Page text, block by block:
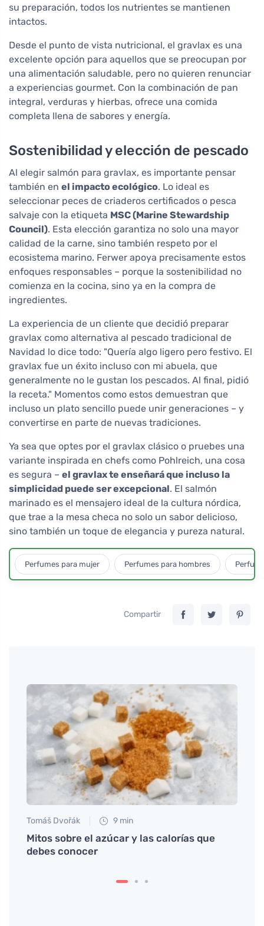
su preparación, todos los nutrientes se mantienen
intactos.
Desde el punto de vista nutricional, el gravlax es una
excelente opción para aquellos que se preocupan por
una alimentación saludable, pero no quieren renunciar
a experiencias gourmet. Con la combinación de pan
integral, verduras y hierbas, ofrece una comida
completa llena de sabores y energía.
Sostenibilidad y elección de pescado
Al elegir salmón para gravlax, es importante pensar
también en el impacto ecológico. Lo ideal es
seleccionar peces de criaderos certificados o pesca
salvaje con la etiqueta MSC (Marine Stewardship
Council). Esta elección garantiza no solo una mayor
calidad de la carne, sino también respeto por el
ecosistema marino. Ferwer apoya precisamente estos
enfoques responsables – porque la sostenibilidad no
comienza en la cocina, sino ya en la compra de
ingredientes.
La experiencia de un cliente que decidió preparar
gravlax como alternativa al pescado tradicional de
Navidad lo dice todo: "Quería algo ligero pero festivo. El
gravlax fue un éxito incluso con mi abuela, que
generalmente no le gustan los pescados. Al final, pidió
la receta." Momentos como estos demuestran que
incluso un plato sencillo puede unir generaciones – y
convertirse en parte de nuevas tradiciones.
Ya sea que optes por el gravlax clásico o pruebes una
variante inspirada en chefs como Pohlreich, una cosa
es segura – el gravlax te enseñará que incluso la
simplicidad puede ser excepcional. El salmón
marinado es el mensajero ideal de la cultura nórdica,
que trae a la mesa checa no solo un sabor delicioso,
sino también un toque de elegancia y pureza natural.
Perfumes para mujer Perfumes para hombres
Compartir
Tomáš Dvořák 9 min
Mitos sobre el azúcar y las calorías que
debes conocer